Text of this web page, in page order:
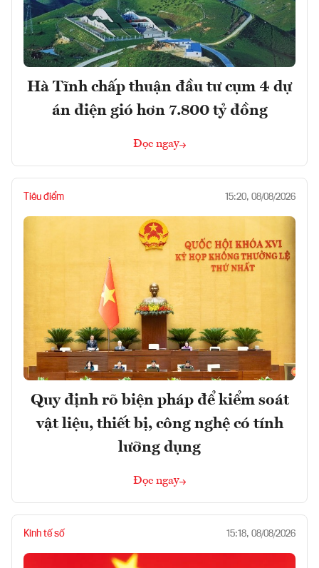
Hà Tĩnh chấp thuận đầu tư cụm 4 dự
án điện gió hơn 7.800 tỷ đồng
Đọc ngay
Tiêu điểm 15:20, 08/08/2026
Quy định rõ biện pháp để kiểm soát
vật liệu, thiết bị, công nghệ có tính
lưỡng dụng
Đọc ngay
Kinh tế số 15:18, 08/08/2026